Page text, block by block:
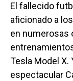
El fallecido
aficionado a
en numerosas
Tesla Model
espectacular